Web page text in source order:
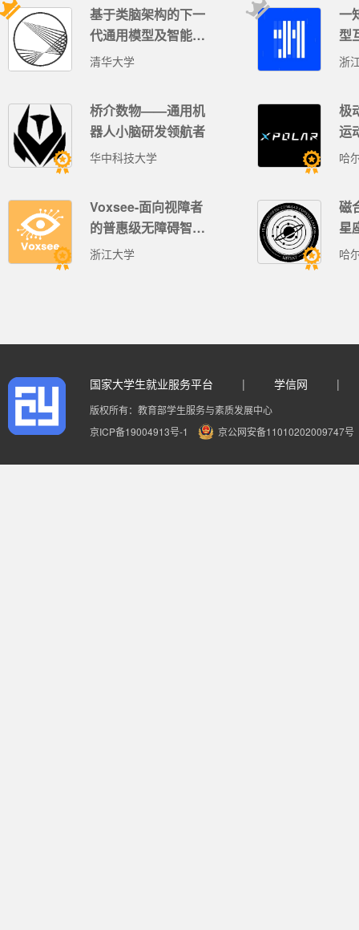
基于类脑架构的下一
代通用模型及智能体
生态
清华大学
一
型
引
浙
桥介数物——通用机
器人小脑研发领航者
华中科技大学
极
运
Voxsee-面向视障者
的普惠级无障碍智能
辅具
浙江大学
磁
星
“
哈
国家大学生就业服务平台 | 学信网 |
版权所有：教育部学生服务与素质发展中心
京ICP备19004913号-1
京公网安备11010202009747号